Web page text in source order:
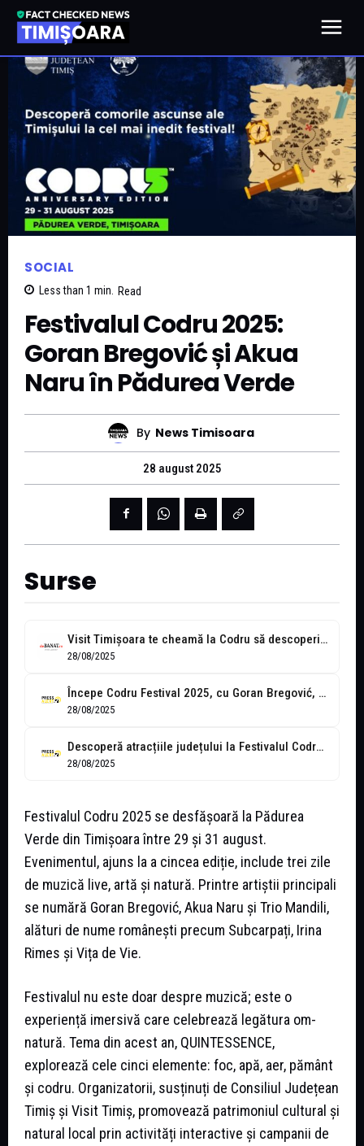
SOCIAL
Less than 1 min. Read
Festivalul Codru 2025:
Goran Bregović și Akua
Naru în Pădurea Verde
By News Timisoara
28 august 2025
Surse
Visit Timişoara te cheamă la Codru să descoperi comorile ascunse ale judeţului
28/08/2025
Începe Codru Festival 2025, cu Goran Bregović, Akua Naru, Trio Mandili și...
28/08/2025
Descoperă atracțiile județului la Festivalul Codru, alături de Visit Timiș
28/08/2025
Festivalul Codru 2025 se desfășoară la Pădurea
Verde din Timișoara între 29 și 31 august.
Evenimentul, ajuns la a cincea ediție, include trei zile
de muzică live, artă și natură. Printre artiștii principali
se numără Goran Bregović, Akua Naru și Trio Mandili,
alături de nume românești precum Subcarpați, Irina
Rimes și Vița de Vie.
Festivalul nu este doar despre muzică; este o
experiență imersivă care celebrează legătura om-
natură. Tema din acest an, QUINTESSENCE,
explorează cele cinci elemente: foc, apă, aer, pământ
și codru. Organizatorii, susținuți de Consiliul Județean
Timiș și Visit Timiș, promovează patrimoniul cultural și
natural local prin activități interactive și campanii de